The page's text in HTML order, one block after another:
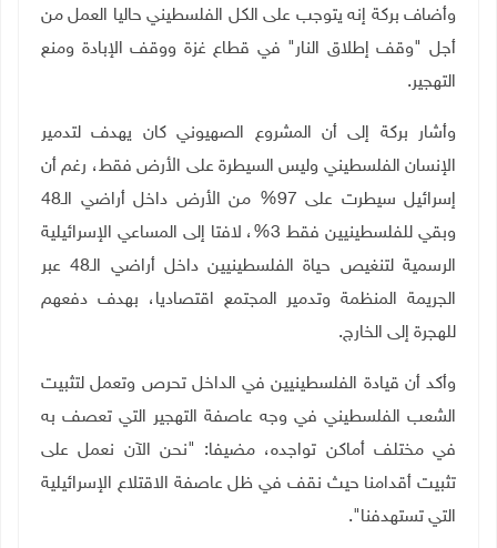
وأضاف بركة إنه يتوجب على الكل الفلسطيني حاليا العمل من
أجل "وقف إطلاق النار" في قطاع غزة ووقف الإبادة ومنع
التهجير.
وأشار بركة إلى أن المشروع الصهيوني كان يهدف لتدمير
الإنسان الفلسطيني وليس السيطرة على الأرض فقط، رغم أن
إسرائيل سيطرت على 97% من الأرض داخل أراضي الـ48
وبقي للفلسطينيين فقط 3%، لافتا إلى المساعي الإسرائيلية
الرسمية لتنغيص حياة الفلسطينيين داخل أراضي الـ48 عبر
الجريمة المنظمة وتدمير المجتمع اقتصاديا، بهدف دفعهم
للهجرة إلى الخارج.
وأكد أن قيادة الفلسطينيين في الداخل تحرص وتعمل لتثبيت
الشعب الفلسطيني في وجه عاصفة التهجير التي تعصف به
في مختلف أماكن تواجده، مضيفا: "نحن الآن نعمل على
تثبيت أقدامنا حيث نقف في ظل عاصفة الاقتلاع الإسرائيلية
التي تستهدفنا".